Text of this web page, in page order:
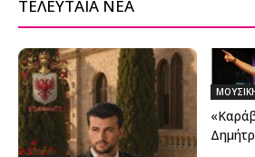
ΤΕΛΕΥΤΑΙΑ ΝΕΑ